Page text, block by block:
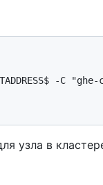
узла в